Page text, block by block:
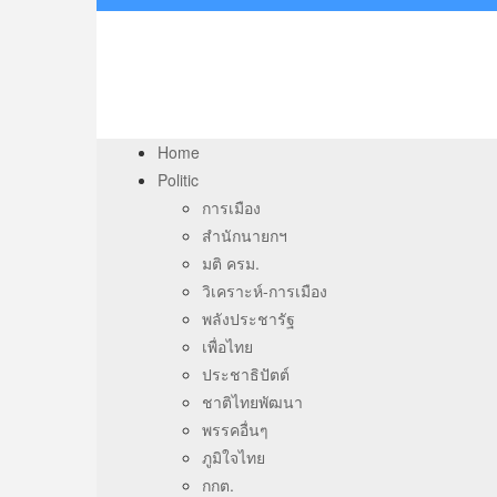
Home
Politic
การเมือง
สำนักนายกฯ
มติ ครม.
วิเคราะห์-การเมือง
พลังประชารัฐ
เพื่อไทย
ประชาธิปัตต์
ชาติไทยพัฒนา
พรรคอื่นๆ
ภูมิใจไทย
กกต.